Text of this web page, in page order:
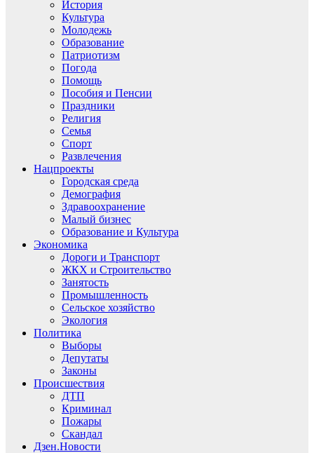
История
Культура
Молодежь
Образование
Патриотизм
Погода
Помощь
Пособия и Пенсии
Праздники
Религия
Семья
Спорт
Развлечения
Нацпроекты
Городская среда
Демография
Здравоохранение
Малый бизнес
Образование и Культура
Экономика
Дороги и Транспорт
ЖКХ и Строительство
Занятость
Промышленность
Сельское хозяйство
Экология
Политика
Выборы
Депутаты
Законы
Происшествия
ДТП
Криминал
Пожары
Скандал
Дзен.Новости